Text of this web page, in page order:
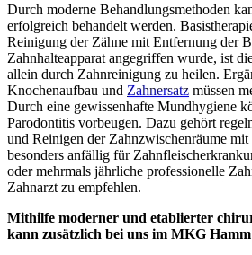
Durch moderne Behandlungsmethoden
erfolgreich behandelt werden.
Reinigung der Zähne mit Entfernung der
Zahnhalteapparat angegriffen wurde, ist
allein durch Zahnreinigung zu heilen.
Knochenaufbau und Zahnersatz müssen
Durch eine gewissenhafte Mundhygiene
Parodontitis vorbeugen. Dazu gehört
und Reinigen der Zahnzwischenräume
besonders anfällig für
oder mehrmals jährliche professionelle
Zahnarzt zu empfehlen.
Mithilfe moderner und etablierter
kann zusätzlich bei uns im MKG